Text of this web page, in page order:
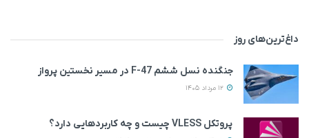
داغ‌ترین‌های روز
جنگنده نسل ششم F-47 در مسیر نخستین پرواز
پروتکل VLESS چیست و چه کاربردهایی دارد؟